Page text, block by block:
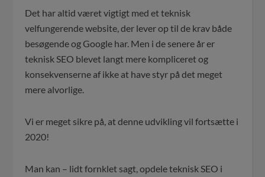
Det har altid været vigtigt med et teknisk
velfungerende website, der lever op til de krav både
besøgende og Google har. Men i de senere år er
teknisk SEO blevet langt mere kompliceret og
konsekvenserne af ikke at have styr på det meget
mere alvorlige.
Vi er meget sikre på, at denne udvikling vil fortsætte i
2020!
Man kan – lidt fornklet sagt, opdele teknisk SEO i